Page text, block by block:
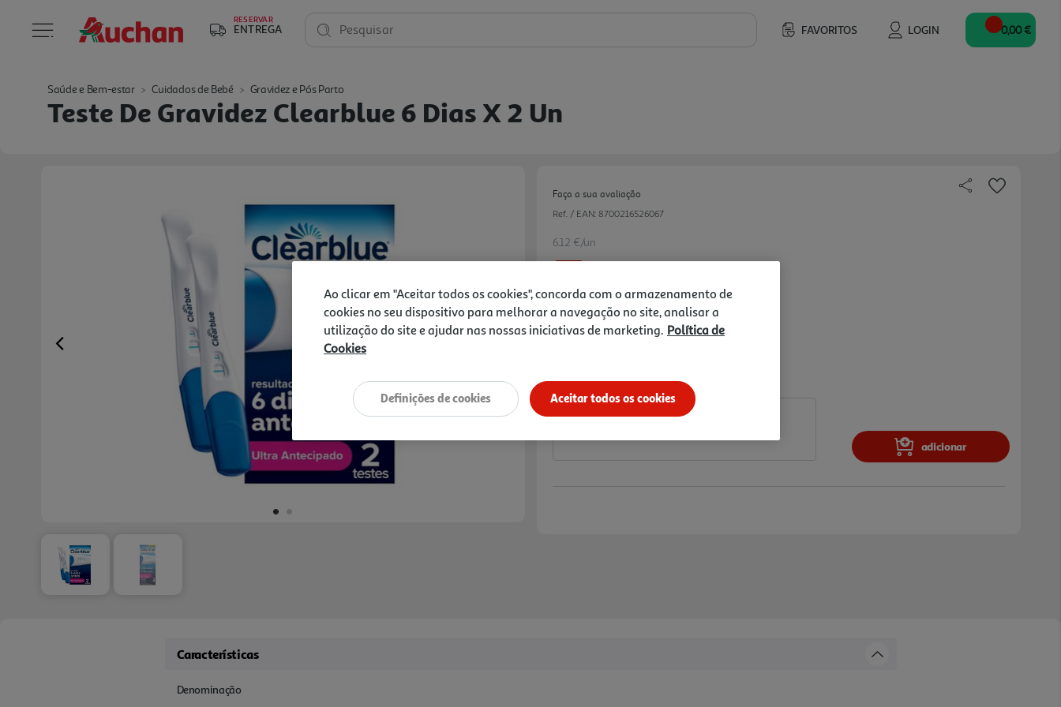
RESERVAR
ENTREGA FAVORITOS LOGIN
Pesquisar 0,00 €
Saúde e Bem-estar Cuidados de Bebé Gravidez e Pós Parto
Teste De Gravidez Clearblue 6 Dias X 2 Un
Previous
Faça a sua avaliação
Ref. / EAN: 8700216526067
6.12 €/un
Price reduced from
13,60 €to
12,24 €
Notas de preparação
adicionar
Características
Denominação
Ao clicar em "Aceitar todos os cookies", concorda com o armazenamento de
cookies no seu dispositivo para melhorar a navegação no site, analisar a
utilização do site e ajudar nas nossas iniciativas de marketing. Política de
Cookies
Aceitar todos os cookies
Definições de cookies